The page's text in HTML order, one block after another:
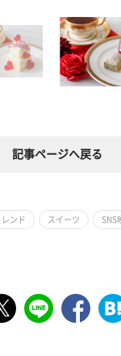
記事ページへ戻る
レンド スイーツ SNS